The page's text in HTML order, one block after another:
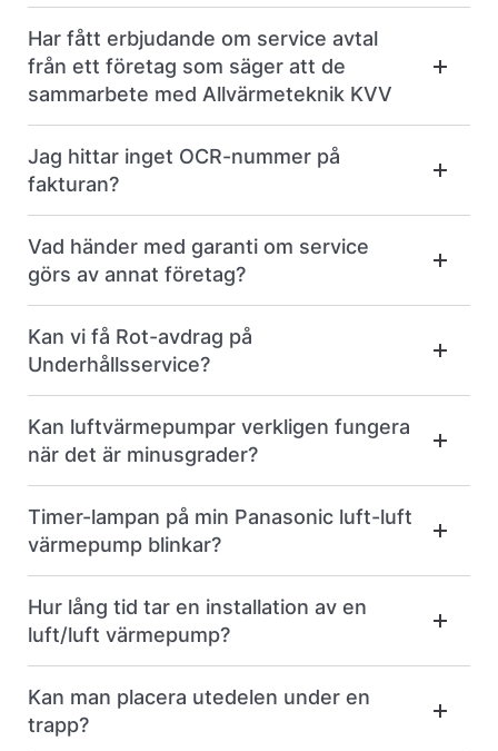
Har fått erbjudande om service avtal
från ett företag som säger att de
sammarbete med Allvärmeteknik KVV
Jag hittar inget OCR-nummer på
fakturan?
Vad händer med garanti om service
görs av annat företag?
Kan vi få Rot-avdrag på
Underhållsservice?
Kan luftvärmepumpar verkligen fungera
när det är minusgrader?
Timer-lampan på min Panasonic luft-luft
värmepump blinkar?
Hur lång tid tar en installation av en
luft/luft värmepump?
Kan man placera utedelen under en
trapp?